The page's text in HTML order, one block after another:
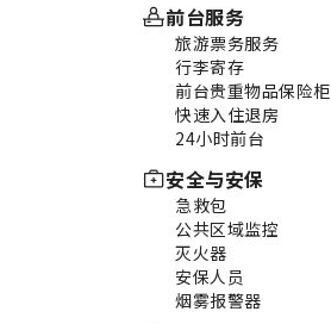
前台服务
旅游票务服务
行李寄存
前台贵重物品保险柜
快速入住退房
24小时前台
安全与安保
急救包
公共区域监控
灭火器
安保人员
烟雾报警器